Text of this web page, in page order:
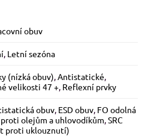
obuv
, Letní sezóna
(nízká obuv),Antistatické,
velikosti 47 +, Reflexní prvky
obuv, ESD obuv, FO odolná
olejům a uhlovodíkům,SRC
proti uklouznutí)